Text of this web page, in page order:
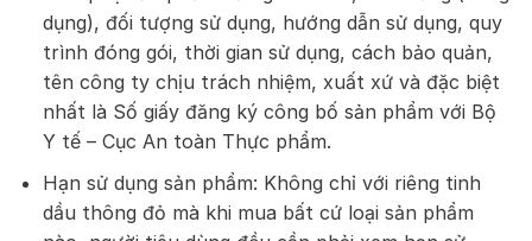
dụng), đối tượng sử dụng, hướng dẫn sử dụng, quy
trình đóng gói, thời gian sử dụng, cách bảo quản,
tên công ty chịu trách nhiệm, xuất xứ và đặc biệt
nhất là Số giấy đăng ký công bố sản phẩm với Bộ
Y tế – Cục An toàn Thực phẩm.
Hạn sử dụng sản phẩm: Không chỉ với riêng tinh
dầu thông đỏ mà khi mua bất cứ loại sản phẩm